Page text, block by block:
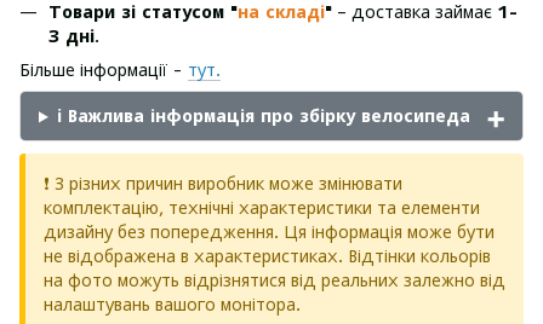
Товари зі статусом "на складі" – доставка займає 1-
3 дні.
Більше інформації - тут.
ℹ️ Важлива інформація про збірку велосипеда
❗ З різних причин виробник може змінювати
комплектацію, технічні характеристики та елементи
дизайну без попередження. Ця інформація може бути
не відображена в характеристиках. Відтінки кольорів
на фото можуть відрізнятися від реальних залежно від
налаштувань вашого монітора.